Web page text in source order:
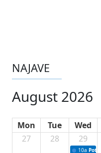
NAJAVE
August 2026
Mon Tue Wed
27
28 29
10a